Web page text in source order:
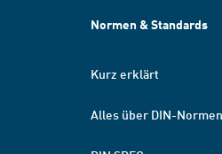
Normen & Standards
Kurz erklärt
Alles über DIN-Normen